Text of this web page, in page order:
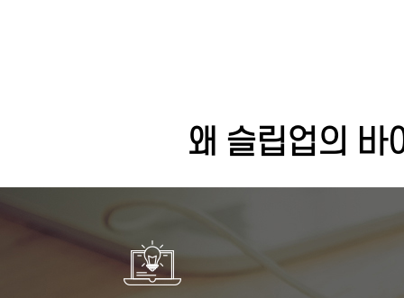
왜 슬립업의 바